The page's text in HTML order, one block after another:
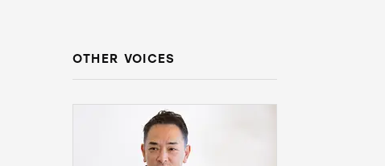
OTHER VOICES